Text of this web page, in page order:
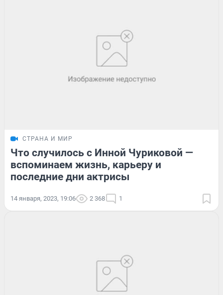
СТРАНА И МИР
Что случилось с Инной Чуриковой —
вспоминаем жизнь, карьеру и
последние дни актрисы
14 января, 2023, 19:06 2 368 1